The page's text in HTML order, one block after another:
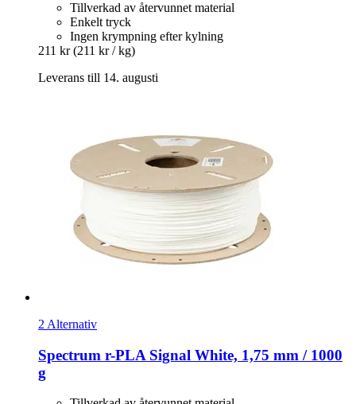
Tillverkad av återvunnet material
Enkelt tryck
Ingen krympning efter kylning
211 kr (211 kr / kg)
Leverans till 14. augusti
2 Alternativ
Spectrum r-​PLA Signal White, 1,75 mm / 1000
g